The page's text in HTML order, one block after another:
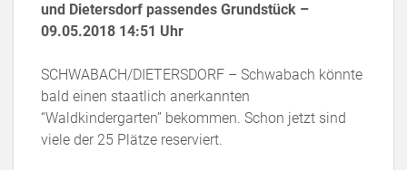
und Dietersdorf passendes Grundstück –
09.05.2018 14:51 Uhr
SCHWABACH/DIETERSDORF – Schwabach könnte
bald einen staatlich anerkannten
“Waldkindergarten” bekommen. Schon jetzt sind
viele der 25 Plätze reserviert.